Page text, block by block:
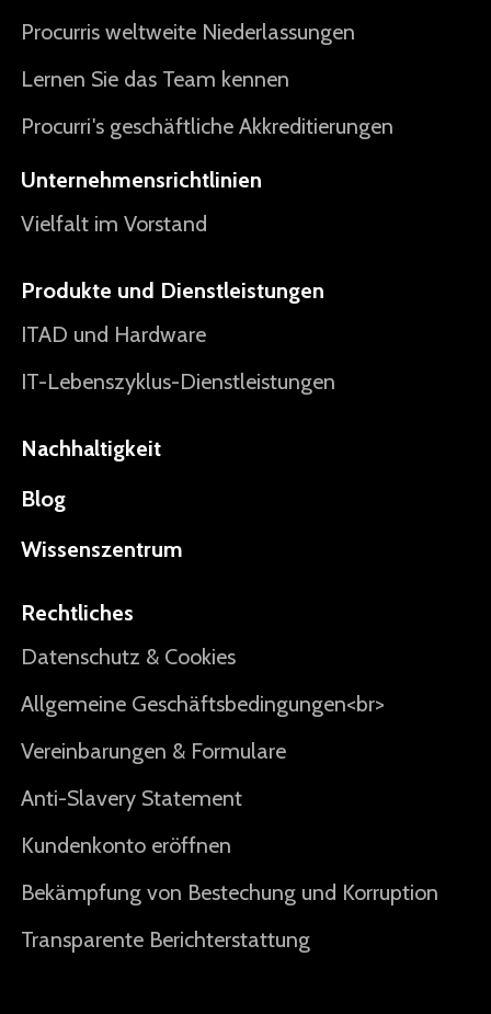
Procurris weltweite Niederlassungen
Lernen Sie das Team kennen
Procurri's geschäftliche Akkreditierungen
Unternehmensrichtlinien
Vielfalt im Vorstand
Produkte und Dienstleistungen
ITAD und Hardware
IT-Lebenszyklus-Dienstleistungen
Nachhaltigkeit
Blog
Wissenszentrum
Rechtliches
Datenschutz & Cookies
Allgemeine Geschäftsbedingungen<br>
Vereinbarungen & Formulare
Anti-Slavery Statement
Kundenkonto eröffnen
Bekämpfung von Bestechung und Korruption
Transparente Berichterstattung